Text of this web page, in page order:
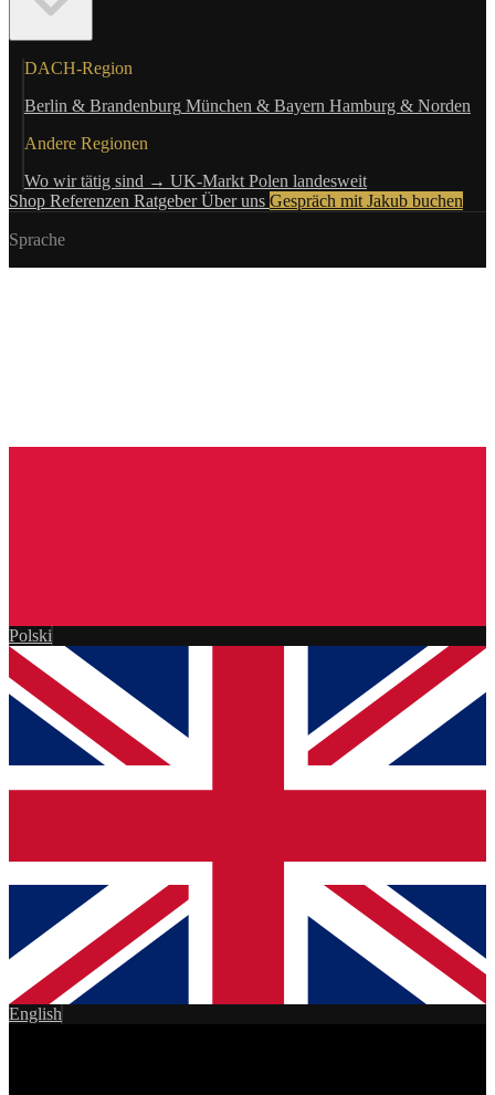
DACH-Region
Berlin & Brandenburg München & Bayern Hamburg & Norden
Andere Regionen
Wo wir tätig sind → UK-Markt Polen landesweit
Shop Referenzen RatgeberÜber uns Gespräch mit Jakub buchen
Sprache
Polski
English